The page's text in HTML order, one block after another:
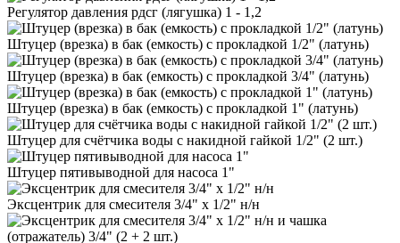
Регулятор давления рдсг (лягушка) 1 - 1,2
Штуцер (врезка) в бак (емкость) с прокладкой 1/2" (латунь)
Штуцер (врезка) в бак (емкость) с прокладкой 3/4" (латунь)
Штуцер (врезка) в бак (емкость) с прокладкой 1" (латунь)
Штуцер для счётчика воды с накидной гайкой 1/2" (2 шт.)
Штуцер пятивыводной для насоса 1"
Эксцентрик для смесителя 3/4" х 1/2" н/н